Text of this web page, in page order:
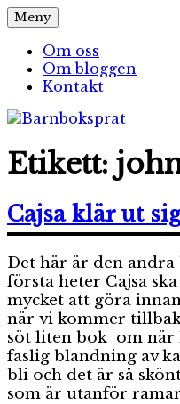
Hoppa
till
innehåll
Barnboksprat
– en blogg om
Meny
Om oss
Om bloggen
Kontakt
Etikett:
Cajsa klär ut
Det här är den andra
första heter Cajsa
mycket att göra
när vi kommer
söt liten bok om när
faslig blandning av
bli och det är så
som är utanför